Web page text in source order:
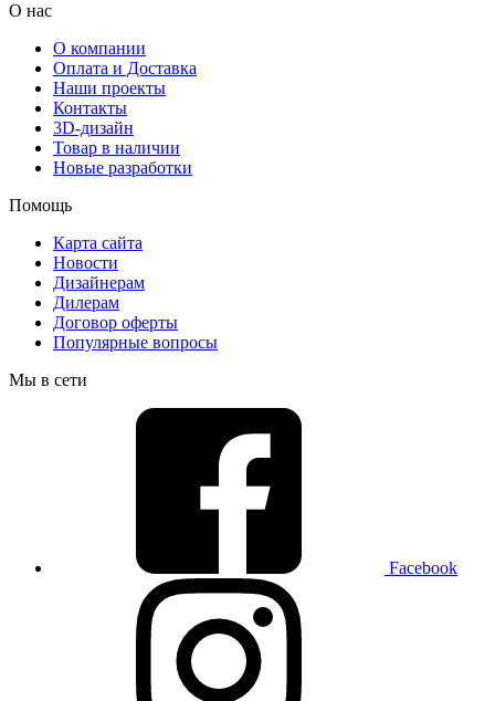
О нас
О компании
Оплата и Доставка
Наши проекты
Контакты
3D-дизайн
Товар в наличии
Новые разработки
Помощь
Карта сайта
Новости
Дизайнерам
Дилерам
Договор оферты
Популярные вопросы
Мы в сети
Facebook